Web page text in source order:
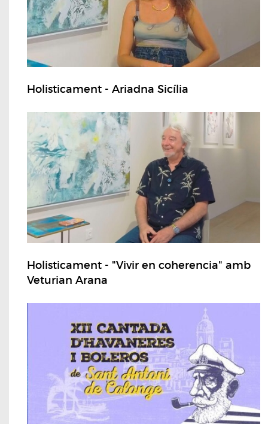
Holisticament - Ariadna Sicília
Holisticament - "Vivir en coherencia" amb
Veturian Arana